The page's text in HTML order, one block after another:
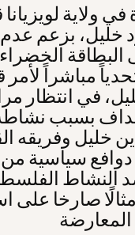
ولاية
خليل، بزعم
الخضراء
مباشراً
في انتظار
بسبب
خليل وفريقه
ذا دوافع سياسية
النشاط
صارخا